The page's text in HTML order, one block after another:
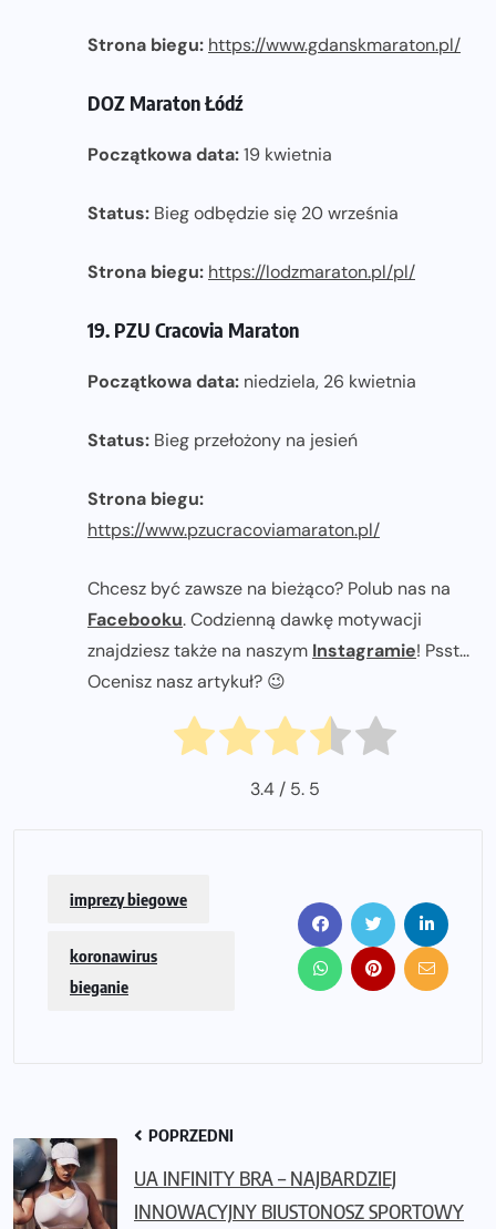
Strona biegu: https://www.gdanskmaraton.pl/
DOZ Maraton Łódź
Początkowa data:19 kwietnia
Status: Bieg odbędzie się 20 września
Strona biegu: https://lodzmaraton.pl/pl/
19. PZU Cracovia Maraton
Początkowa data: niedziela, 26 kwietnia
Status: Bieg przełożony na jesień
Strona biegu:
https://www.pzucracoviamaraton.pl/
Chcesz być zawsze na bieżąco? Polub nas na
Facebooku. Codzienną dawkę motywacji
znajdziesz także na naszym Instagramie! Psst...
Ocenisz nasz artykuł? 😉
3.4 / 5. 5
imprezy biegowe
koronawirus
bieganie
POPRZEDNI
UA INFINITY BRA – NAJBARDZIEJ
INNOWACYJNY BIUSTONOSZ SPORTOWY